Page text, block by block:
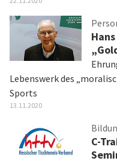
Lebenswerk des
Sports
13.11.2020
C-